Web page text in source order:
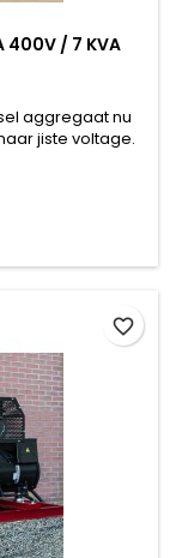
400V / 7 KVA
aggregaat nu
jiste voltage.
Levert maximaal
onderhoud
van het
Robuust diesel
favorite_border